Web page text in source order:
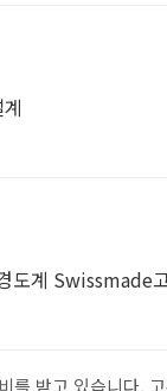
도계 Swissmade
를 받고 있습니다.